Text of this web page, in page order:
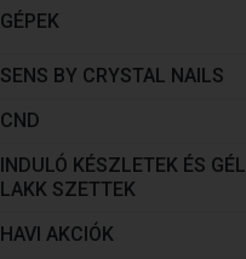
GÉPEK
SENS BY CRYSTAL NAILS
CND
INDULÓ KÉSZLETEK ÉS GÉL
LAKK SZETTEK
HAVI AKCIÓK